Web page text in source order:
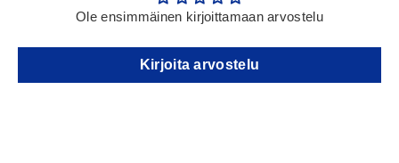
Ole ensimmäinen kirjoittamaan arvostelu
Kirjoita arvostelu